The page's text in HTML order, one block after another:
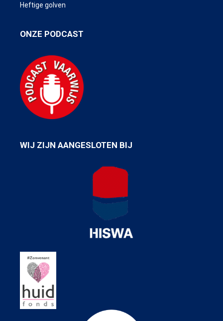
Heftige golven
ONZE PODCAST
WIJ ZIJN AANGESLOTEN BIJ